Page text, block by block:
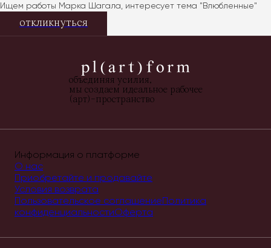
Ищем работы Марка Шагала, интересует тема "Влюбленные"
откликнуться
объединяя усилия,
мы создаем идеальное рабочее
(арт)-пространство
Информация о платформе
О нас
Приобретайте и продавайте
Условия возврата
Пользовательское соглашениеПолитика
конфиденциальностиОферта